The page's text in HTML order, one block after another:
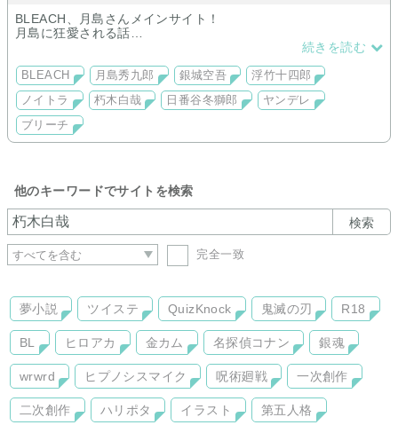
BLEACH、月島さんメインサイト！
月島に狂愛される話
独占欲の強い浮竹隊長
パパノイトラ
朽木白哉の幼馴染みetc...
※激裏18↑あり
パスワードなし、注意！
続きを読む
BLEACH 月島秀九郎 銀城空吾
浮竹十四郎
ノイトラ
朽木白哉 日番谷冬獅郎
ヤンデレ
ブリーチ
他のキーワードでサイトを検索
検索
完全一致
夢小説 ツイステ QuizKnock 鬼滅の刃 R18
BL ヒロアカ 金カム 名探偵コナン 銀魂
wrwrd ヒプノシスマイク 呪術廻戦 一次創作
二次創作 ハリポタ イラスト 第五人格